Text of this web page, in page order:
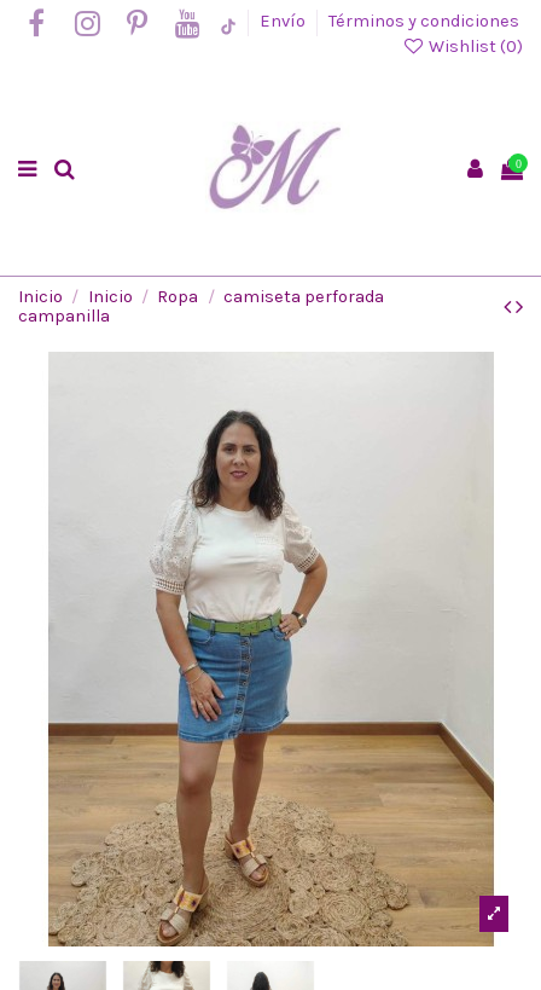
Envío
Términos y condiciones
Wishlist (0)
0
Inicio Inicio Ropa
camiseta perforada
campanilla